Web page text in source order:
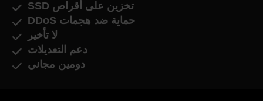
تخزين على أقراص SSD
حماية ضد هجمات DDoS
لا تأخير
دعم التعديلات
دومين مجاني